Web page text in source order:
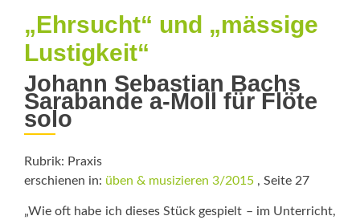
„Ehrsucht“ und „mässige
Lustigkeit“
Johann Sebastian Bachs
Sarabande a-Moll für Flöte
solo
Rubrik: Praxis
erschienen in: üben & musizieren 3/2015 , Seite 27
„Wie oft habe ich dieses Stück gespielt – im Unterricht,